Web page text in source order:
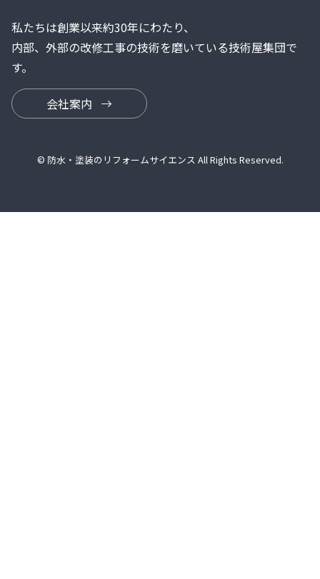
私たちは創業以来約30年にわたり、
内部、外部の改修工事の技術を磨いている技術屋集団で
す。
会社案内
© 防水・塗装のリフォームサイエンス All Rights Reserved.